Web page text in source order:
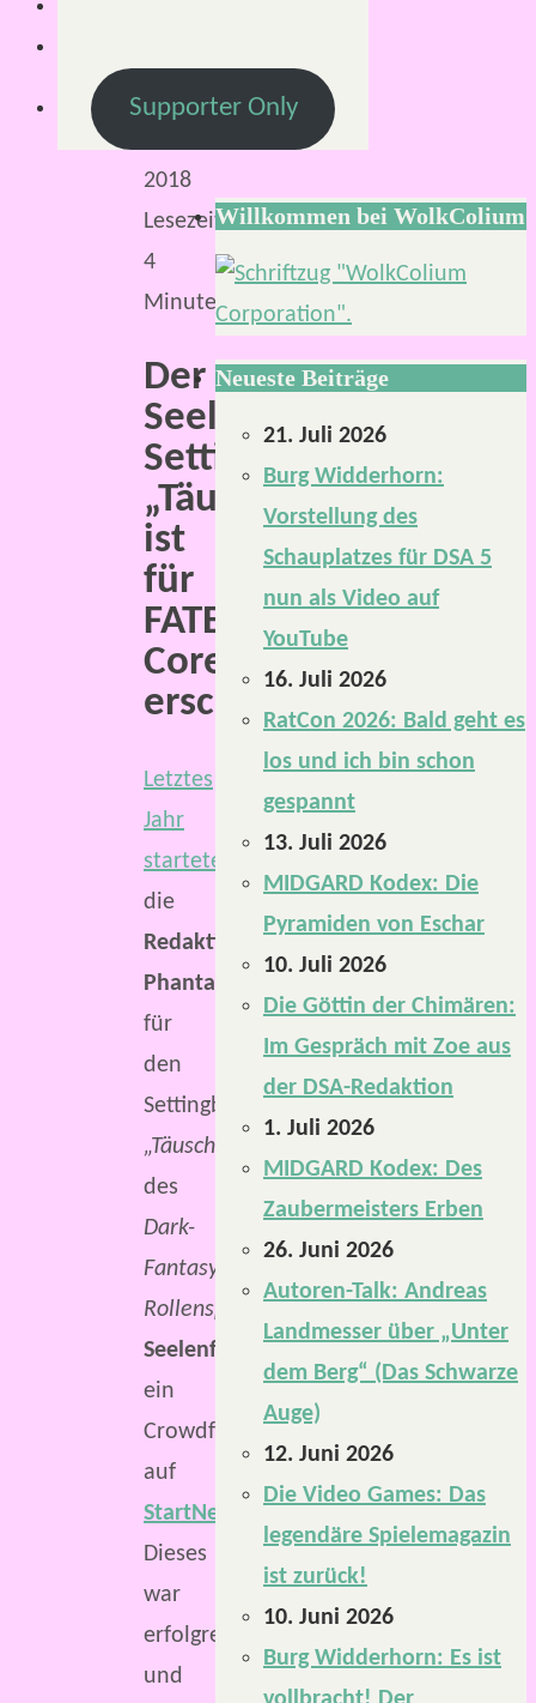
21.
2018
Lesezeit:
4
Minuten
Der
Seelenfänger-
Settingband
„Täuscherland“
ist
für
FATE
Core
erschienen
Letztes
Jahr
startete
die
Redaktion
Phantastik
für
den
Settingband
„Täuscherland“
des
Dark-
Fantasy-
Rollenspiels
Seelenfänger
ein
Crowdfunding
auf
StartNext
Dieses
war
erfolgreich
und
Supporter Only
Willkommen bei WolkColium
Neueste Beiträge
21. Juli 2026
Burg Widderhorn:
Vorstellung des
Schauplatzes für DSA 5
nun als Video auf
YouTube
16. Juli 2026
RatCon 2026: Bald geht es
los und ich bin schon
gespannt
13. Juli 2026
MIDGARD Kodex: Die
Pyramiden von Eschar
10. Juli 2026
Die Göttin der Chimären:
Im Gespräch mit Zoe aus
der DSA-Redaktion
1. Juli 2026
MIDGARD Kodex: Des
Zaubermeisters Erben
26. Juni 2026
Autoren-Talk: Andreas
Landmesser über „Unter
dem Berg“ (Das Schwarze
Auge)
12. Juni 2026
Die Video Games: Das
legendäre Spielemagazin
ist zurück!
10. Juni 2026
Burg Widderhorn: Es ist